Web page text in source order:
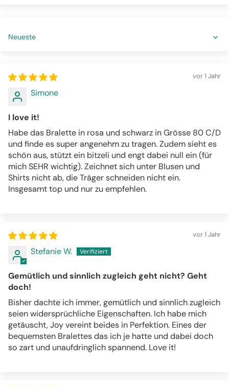
Sort by
vor 1 Jahr
Simone
I love it!
Habe das Bralette in rosa und schwarz in Grösse 80 C/D
und finde es super angenehm zu tragen. Zudem sieht es
schön aus, stützt ein bitzeli und engt dabei null ein (für
mich SEHR wichtig). Zeichnet sich unter Blusen und
Shirts nicht ab, die Träger schneiden nicht ein.
Insgesamt top und nur zu empfehlen.
vor 1 Jahr
Stefanie W.
Gemütlich und sinnlich zugleich geht nicht? Geht
doch!
Bisher dachte ich immer, gemütlich und sinnlich zugleich
seien widersprüchliche Eigenschaften. Ich habe mich
getäuscht, Joy vereint beides in Perfektion. Eines der
bequemsten Bralettes das ich je hatte und dabei doch
so zart und unaufdringlich spannend. Love it!